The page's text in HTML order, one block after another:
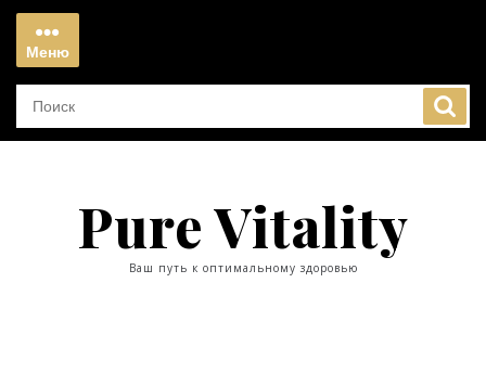
Перейти
содержимому
Меню
Меню
Pure Vitality
Ваш путь к оптимальному здоровью